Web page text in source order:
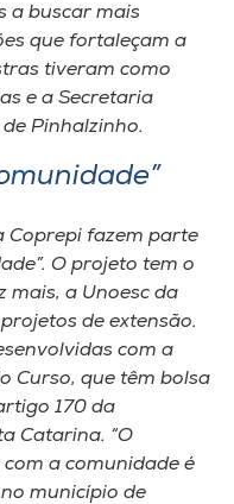
a buscar mais
que fortaleçam a
tiveram como
e a Secretaria
Pinhalzinho.
Coprepi fazem parte
O projeto tem o
mais, a Unoesc da
de extensão.
com a
Curso, que têm bolsa
170 da
Catarina. “O
a comunidade é
município de